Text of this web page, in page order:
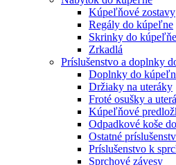
Kúpeľňové zostavy
Regály do kúpeľne
Skrinky do kúpeľňe
Zrkadlá
Príslušenstvo a doplnky
Doplnky do
Držiaky na uteráky
Froté osušky a
Kúpeľňové
Odpadkové koše
Ostatné
Príslušenstvo k
Sprchové závesy